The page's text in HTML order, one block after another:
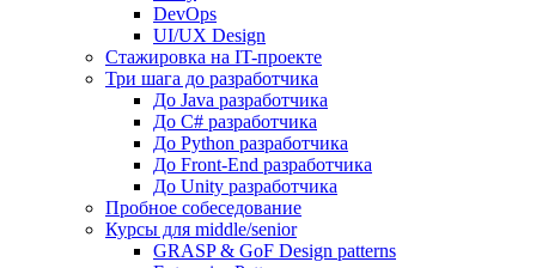
DevOps
UI/UX Design
Стажировка на IT-проекте
Три шага до разработчика
До Java разработчика
До C# разработчика
До Python разработчика
До Front-End разработчика
До Unity разработчика
Пробное собеседование
Курсы для middle/senior
GRASP & GoF Design patterns